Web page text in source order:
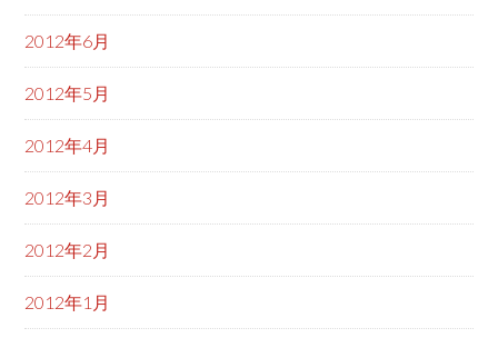
2012年6月
2012年5月
2012年4月
2012年3月
2012年2月
2012年1月